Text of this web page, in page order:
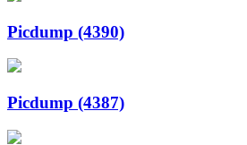
Picdump (4390)
Picdump (4387)